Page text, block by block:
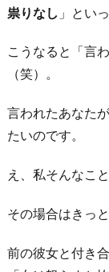
祟りなし 」とい
こうなると「言
（笑）。
言われたあなた
たいのです。
え、私そんなこ
その場合はきっ
前の彼女と付き